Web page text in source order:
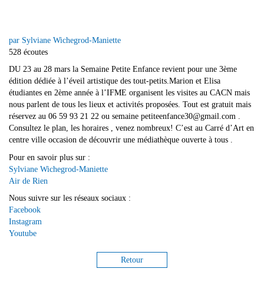
par Sylviane Wichegrod-Maniette
528 écoutes
DU 23 au 28 mars la Semaine Petite Enfance revient pour une 3ème
édition dédiée à l’éveil artistique des tout-petits.Marion et Elisa
étudiantes en 2ème année à l’IFME organisent les visites au CACN mais
nous parlent de tous les lieux et activités proposées. Tout est gratuit mais
réservez au 06 59 93 21 22 ou semaine petiteenfance30@gmail.com .
Consultez le plan, les horaires , venez nombreux! C’est au Carré d’Art en
centre ville occasion de découvrir une médiathèque ouverte à tous .
Pour en savoir plus sur :
Sylviane Wichegrod-Maniette
Air de Rien
Nous suivre sur les réseaux sociaux :
Facebook
Instagram
Youtube
Retour